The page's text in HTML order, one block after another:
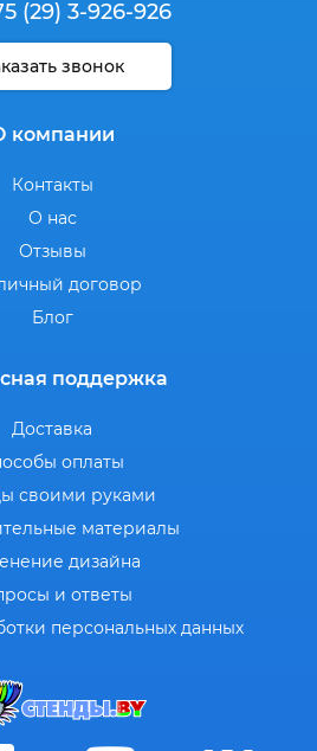
(29) 3-926-926
звонок
компании
Контакты
О нас
Отзывы
договор
Блог
поддержка
Доставка
оплаты
своими руками
материалы
дизайна
и ответы
персональных данных